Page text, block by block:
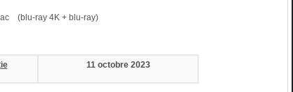
(blu-ray 4K + blu-ray)
11 octobre 2023